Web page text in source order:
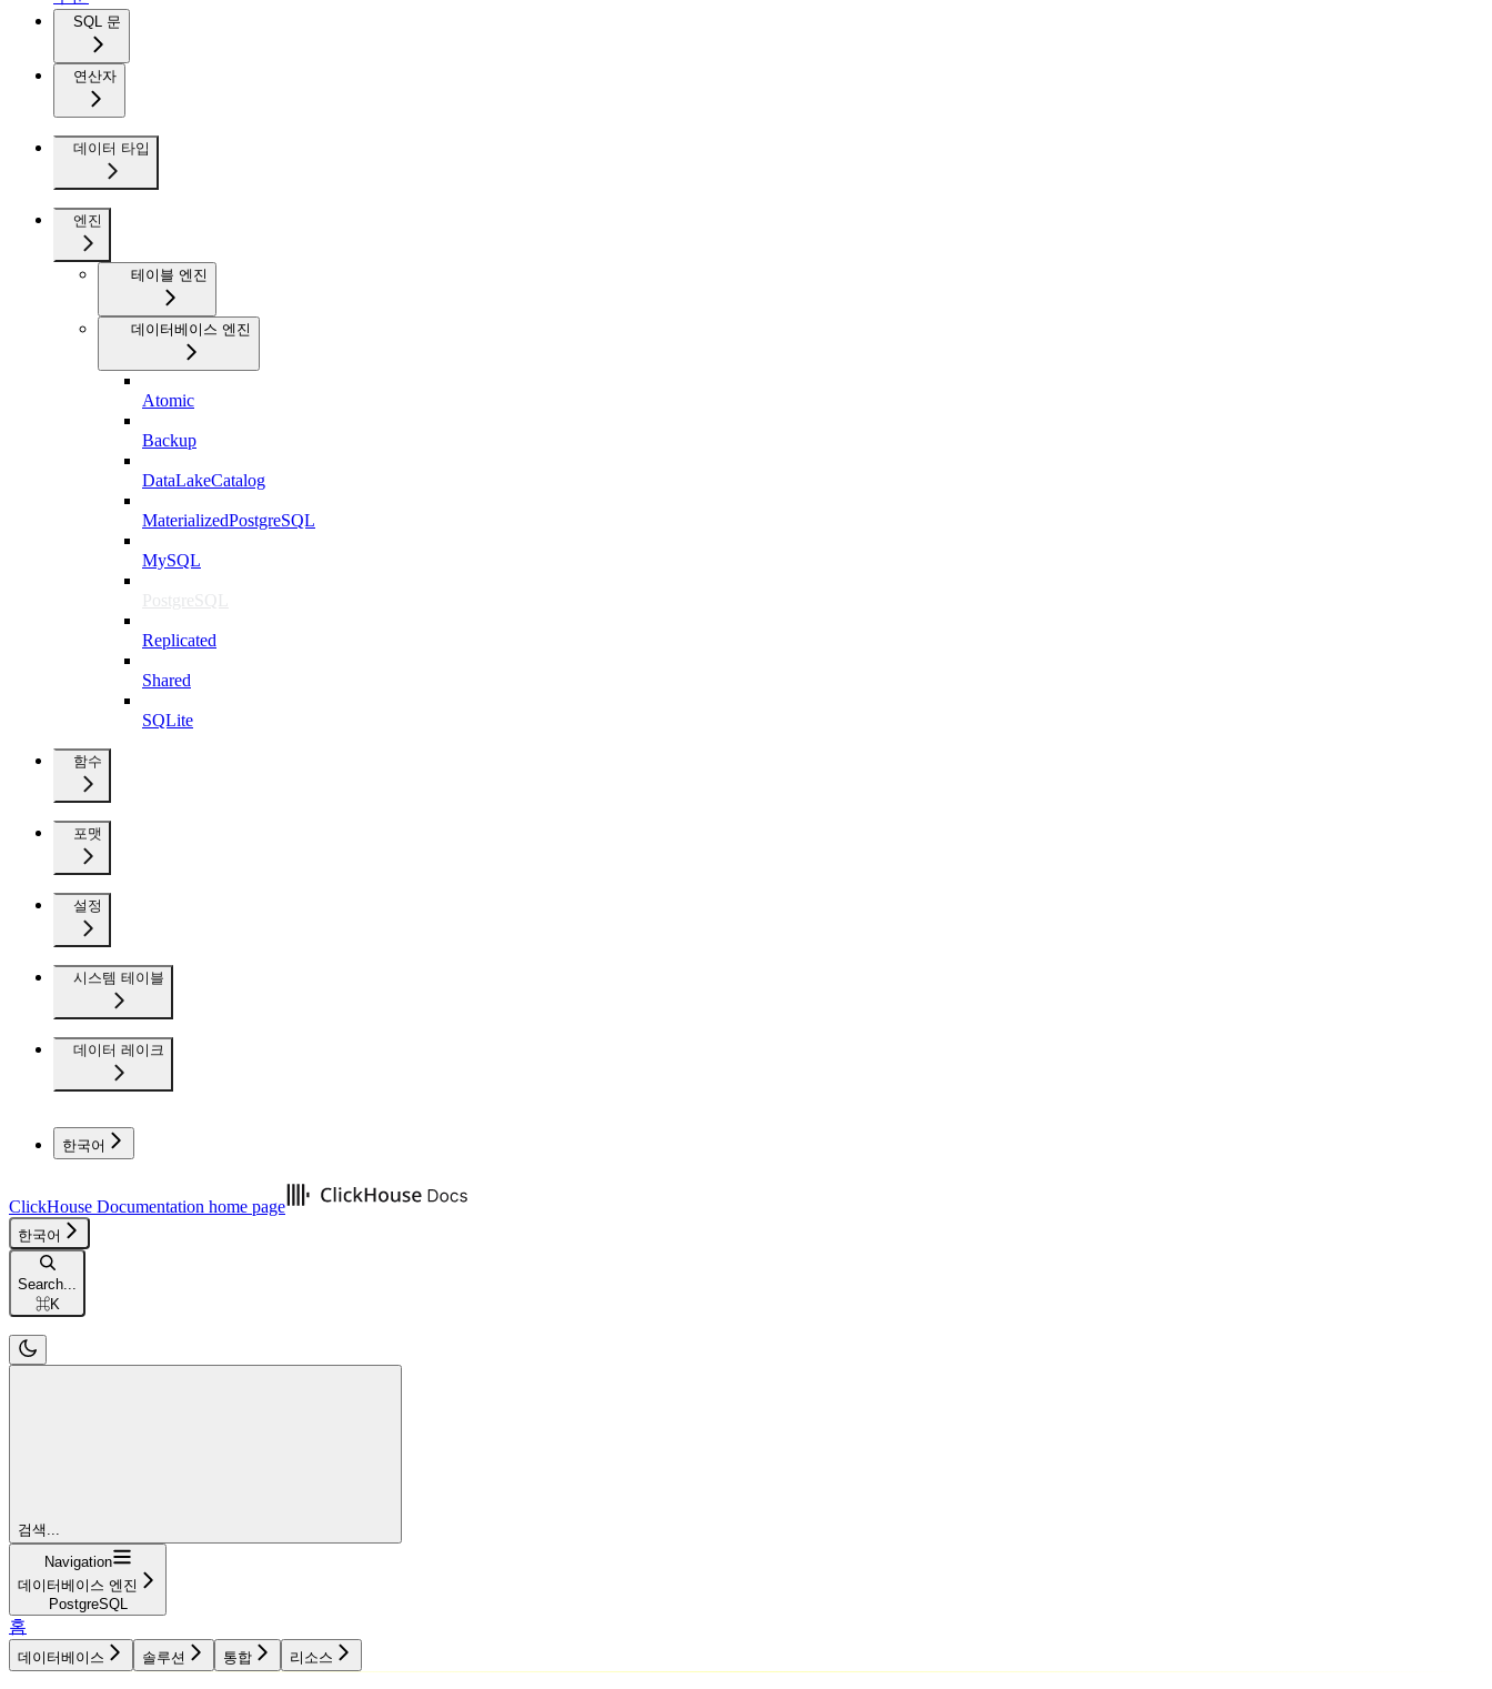
SQL 문
연산자
데이터 타입
엔진
테이블 엔진
데이터베이스 엔진
Atomic
Backup
DataLakeCatalog
MaterializedPostgreSQL
MySQL
PostgreSQL
Replicated
Shared
SQLite
함수
포맷
설정
시스템 테이블
데이터 레이크
한국어
ClickHouse Documentation home page
한국어
Search...
⌘K
검색...
Navigation
데이터베이스 엔진
PostgreSQL
홈
데이터베이스 솔루션 통합 리소스